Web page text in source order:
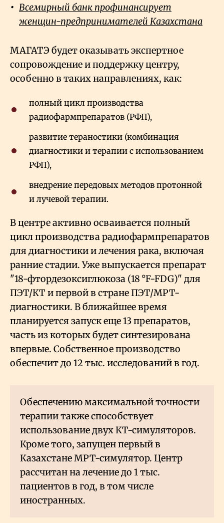
Всемирный банк профинансирует
женщин-предпринимателей Казахстана
МАГАТЭ будет оказывать экспертное
сопровождение и поддержку центру,
особенно в таких направлениях, как:
полный цикл производства
радиофармпрепаратов (РФП),
развитие тераностики (комбинация
диагностики и терапии с использованием
РФП),
внедрение передовых методов протонной
и лучевой терапии.
В центре активно осваивается полный
цикл производства радиофармпрепаратов
для диагностики и лечения рака, включая
ранние стадии. Уже выпускается препарат
"18-фтордезоксиглюкоза (18 °F-FDG)" для
ПЭТ/КТ и первой в стране ПЭТ/МРТ-
диагностики. В ближайшее время
планируется запуск еще 13 препаратов,
часть из которых будет синтезирована
впервые. Собственное производство
обеспечит до 12 тыс. исследований в год.
Обеспечению максимальной точности
терапии также способствует
использование двух КТ-симуляторов.
Кроме того, запущен первый в
Казахстане МРТ-симулятор. Центр
рассчитан на лечение до 1 тыс.
пациентов в год, в том числе
иностранных.